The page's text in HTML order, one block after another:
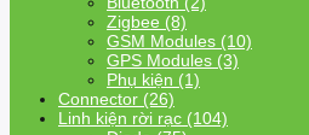
Zigbee (8)
GSM Modules (10)
GPS Modules (3)
Phụ kiện (1)
Connector (26)
Linh kiện rời rạc (104)